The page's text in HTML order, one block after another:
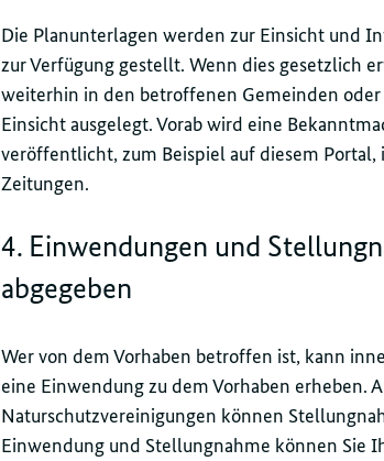
Die Planunterlagen werden zur Einsicht und
zur Verfügung gestellt. Wenn dies gesetzlich
weiterhin in den betroffenen Gemeinden
Einsicht ausgelegt. Vorab wird eine
veröffentlicht, zum Beispiel auf diesem
Zeitungen.
4. Einwendungen und
abgegeben
Wer von dem Vorhaben betroffen ist, kann
eine Einwendung zu dem Vorhaben erheben.
Naturschutzvereinigungen können
Einwendung und Stellungnahme können Sie